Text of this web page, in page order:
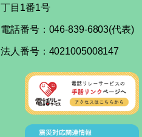
丁目1番1号
電話番号：046-839-6803(代表)
法人番号：4021005008147